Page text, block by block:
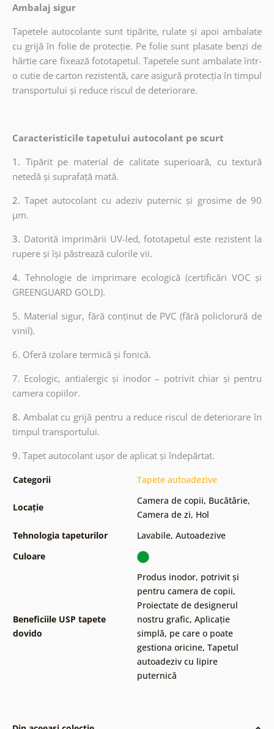
Ambalaj sigur
Tapetele autocolante sunt tipărite, rulate și apoi ambalate
cu grijă în folie de protecție. Pe folie sunt plasate benzi de
hârtie care fixează fototapetul. Tapetele sunt ambalate într-
o cutie de carton rezistentă, care asigură protecția în timpul
transportului și reduce riscul de deteriorare.
Caracteristicile tapetului autocolant pe scurt
1. Tipărit pe material de calitate superioară, cu textură
netedă și suprafață mată.
2.Tapet autocolant cu adeziv puternic și grosime de 90
µm.
3. Datorită imprimării UV-led, fototapetul este rezistent la
rupere și își păstrează culorile vii.
4. Tehnologie de imprimare ecologică (certificări VOC și
GREENGUARD GOLD).
5. Material sigur, fără conținut de PVC (fără policlorură de
vinil).
6. Oferă izolare termică și fonică.
7. Ecologic, antialergic și inodor – potrivit chiar și pentru
camera copiilor.
8. Ambalat cu grijă pentru a reduce riscul de deteriorare în
timpul transportului.
9. Tapet autocolant ușor de aplicat și îndepărtat.
Categorii Tapete autoadezive
Locație
Camera de copii, Bucătărie,
Camera de zi, Hol
Tehnologia tapeturilor
Lavabile, Autoadezive
Culoare
Beneficiile USP tapete
dovido
Produs inodor, potrivit și
pentru camera de copii,
Proiectate de designerul
nostru grafic, Aplicație
simplă, pe care o poate
gestiona oricine, Tapetul
autoadeziv cu lipire
puternică